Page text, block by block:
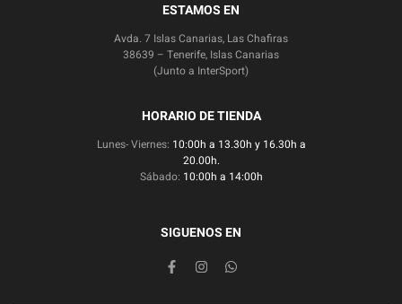
ESTAMOS EN
Avda. 7 Islas Canarias, Las Chafiras
38639 – Tenerife, Islas Canarias
(Junto a InterSport)
HORARIO DE TIENDA
Lunes- Viernes: 10:00h a 13.30h y 16.30h a
20.00h.
Sábado: 10:00h a 14:00h
SIGUENOS EN